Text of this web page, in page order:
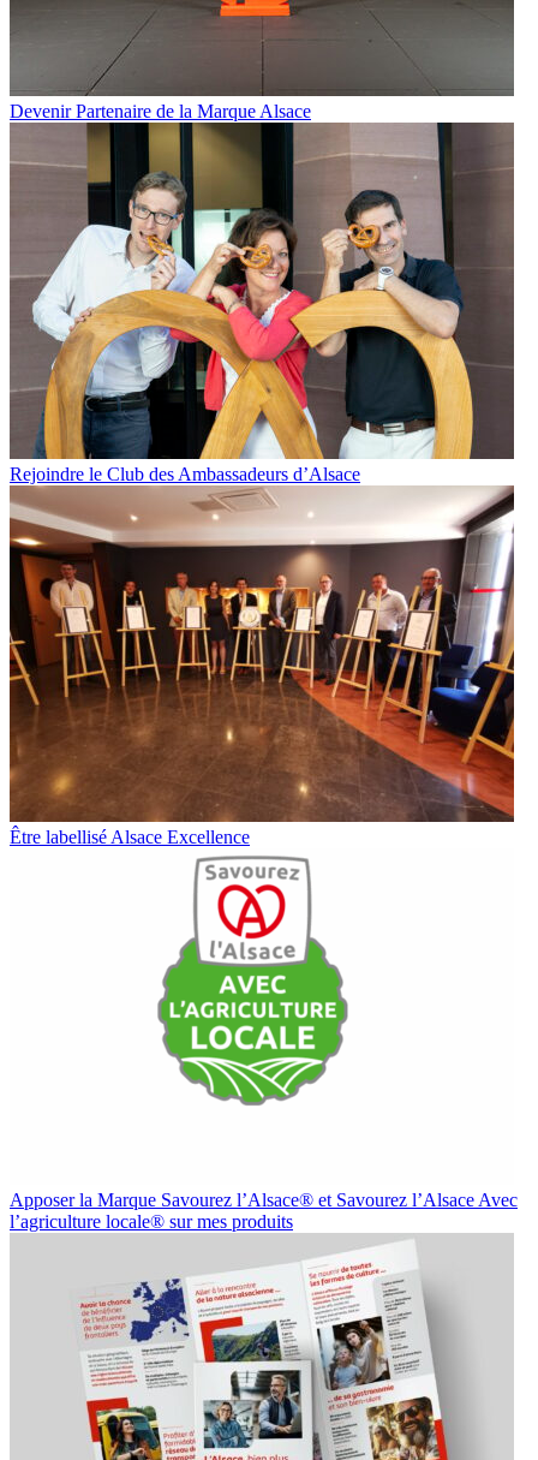
Devenir Partenaire de la Marque Alsace
Rejoindre le Club des Ambassadeurs d’Alsace
Être labellisé Alsace Excellence
Apposer la Marque Savourez l’Alsace® et Savourez l’Alsace Avec
l’agriculture locale® sur mes produits